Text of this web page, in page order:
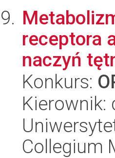
receptora
naczyń
Konkurs:
Kierownik:
Collegium